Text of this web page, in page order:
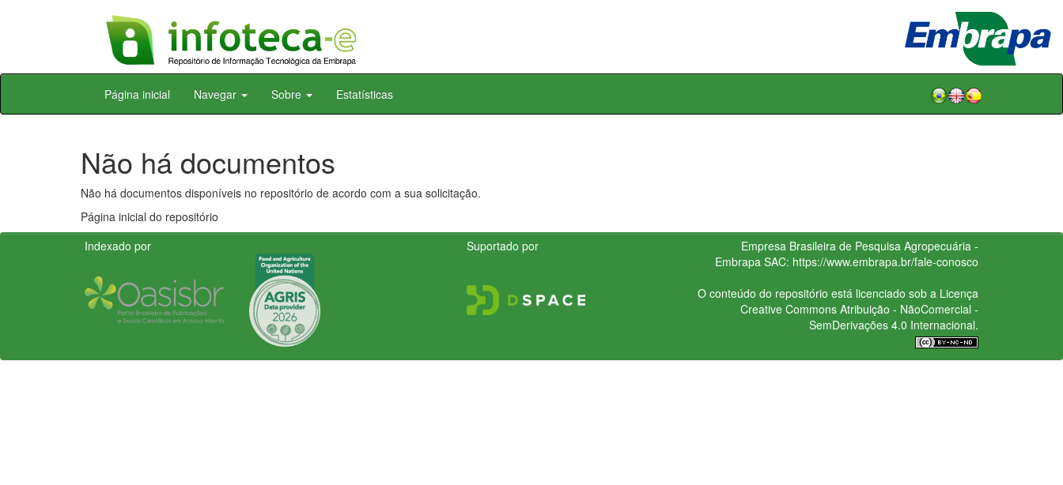
Skip
Página inicial Navegar Sobre Estatísticas
Não há documentos
Não há documentos disponíveis no repositório de acordo com a sua solicitação.
Página inicial do repositório
Indexado por
Suportado por
Empresa Brasileira de Pesquisa Agropecuária -
Embrapa SAC: https://www.embrapa.br/fale-conosco
O conteúdo do repositório está licenciado sob a Licença
Creative CommonsAtribuição - NãoComercial -
SemDerivações 4.0 Internacional.